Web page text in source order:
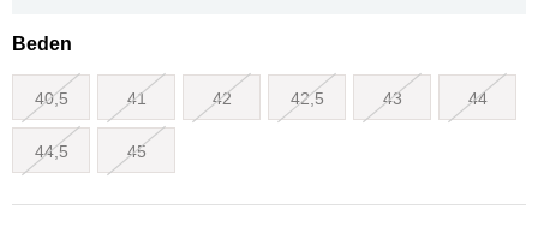
Beden
40,5 41 42 42,5 43 44
44,5 45